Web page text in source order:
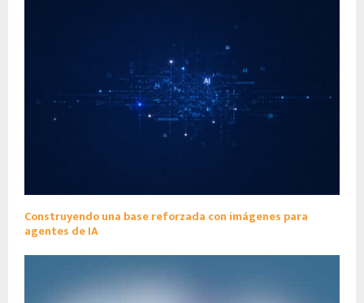
Construyendo una base reforzada con imágenes para
agentes de IA